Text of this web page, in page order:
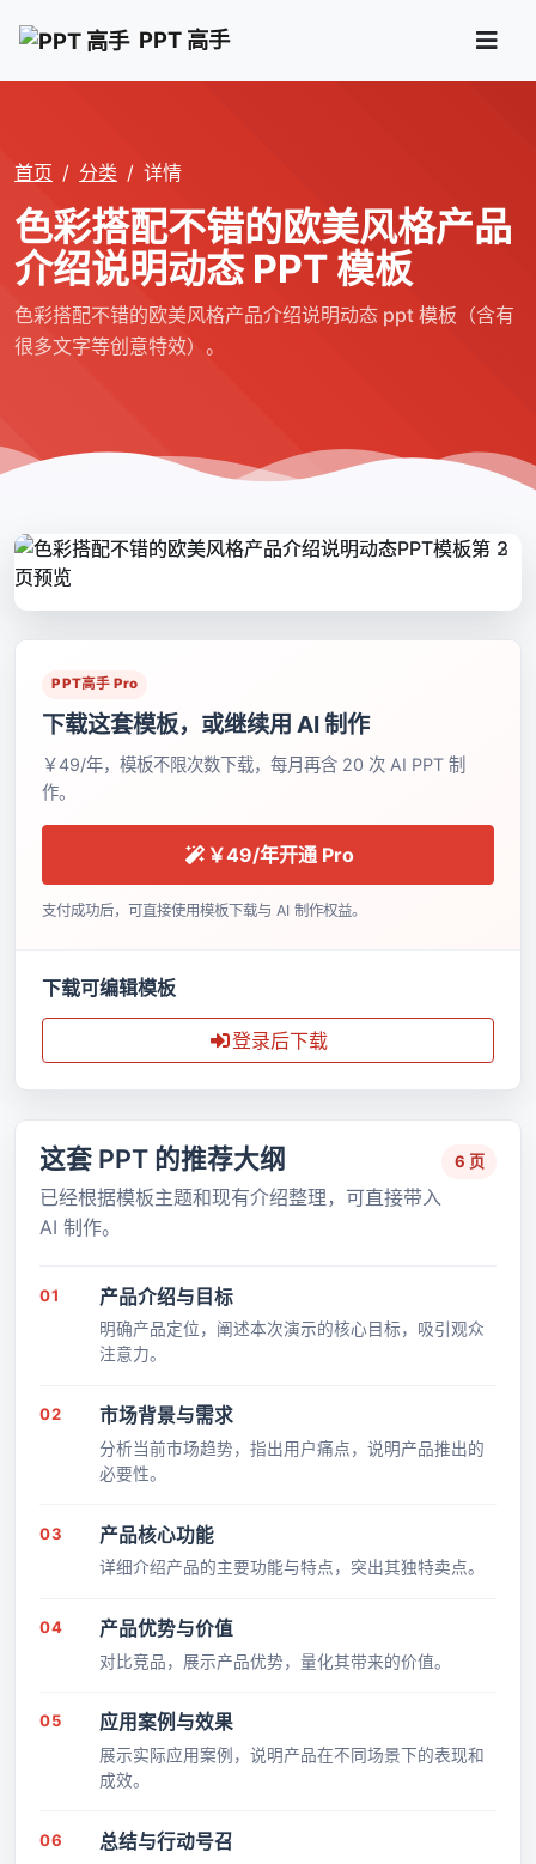
PPT 高手
首页 分类 详情
色彩搭配不错的欧美风格产品
介绍说明动态 PPT 模板
色彩搭配不错的欧美风格产品介绍说明动态 ppt 模板（含有
很多文字等创意特效）。
PPT高手 Pro
下载这套模板，或继续用 AI 制作
￥49/年，模板不限次数下载，每月再含 20 次 AI PPT 制
作。
￥49/年开通 Pro
支付成功后，可直接使用模板下载与 AI 制作权益。
下载可编辑模板
登录后下载
这套 PPT 的推荐大纲
已经根据模板主题和现有介绍整理，可直接带入
AI 制作。
6 页
01 产品介绍与目标
明确产品定位，阐述本次演示的核心目标，吸引观众
注意力。
02 市场背景与需求
分析当前市场趋势，指出用户痛点，说明产品推出的
必要性。
03 产品核心功能
详细介绍产品的主要功能与特点，突出其独特卖点。
04 产品优势与价值
对比竞品，展示产品优势，量化其带来的价值。
05 应用案例与效果
展示实际应用案例，说明产品在不同场景下的表现和
成效。
06 总结与行动号召